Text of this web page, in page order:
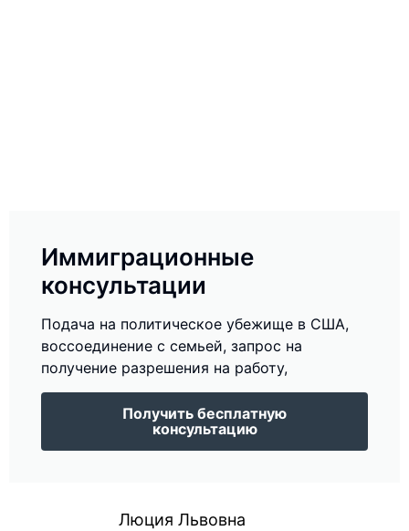
Иммиграционные
консультации
Подача на политическое убежище в США,
воссоединение с семьей, запрос на
получение разрешения на работу,
Получить бесплатную
консультацию
Люция Львовна